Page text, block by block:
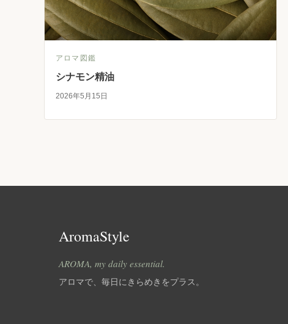
アロマ図鑑
シナモン精油
2026年5月15日
AromaStyle
AROMA, my daily essential.
アロマで、毎日にきらめきをプラス。